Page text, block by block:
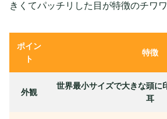
きくてパッチリした目が特徴のチワ
ポイン
ト
特徴
外観
世界最小サイズで大きな頭に
耳